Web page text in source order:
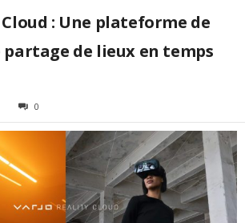
: Une plateforme de
de lieux en temps
0